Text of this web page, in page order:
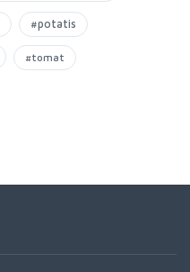
#potatis
#tomat